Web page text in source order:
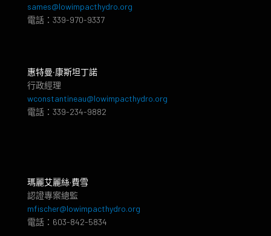
sames@lowimpacthydro.org
電話：339-970-9337
惠特曼‧康斯坦丁諾
行政經理
wconstantineau@lowimpacthydro.org
電話：339-234-9882
瑪麗艾麗絲·費雪
認證專案總監
mfischer@lowimpacthydro.org
電話：603-842-5834